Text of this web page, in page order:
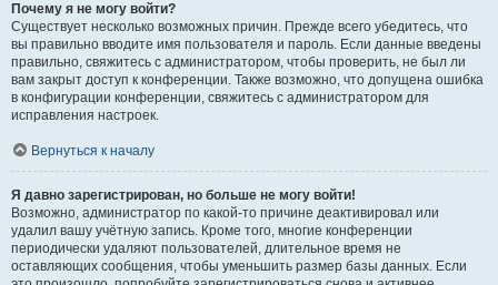
Почему я не могу войти?
Существует несколько возможных причин. Прежде всего убедитесь, что
вы правильно вводите имя пользователя и пароль. Если данные введены
правильно, свяжитесь с администратором, чтобы проверить, не был ли
вам закрыт доступ к конференции. Также возможно, что допущена ошибка
в конфигурации конференции, свяжитесь с администратором для
исправления настроек.
Вернуться к началу
Я давно зарегистрирован, но больше не могу войти!
Возможно, администратор по какой-то причине деактивировал или
удалил вашу учётную запись. Кроме того, многие конференции
периодически удаляют пользователей, длительное время не
оставляющих сообщения, чтобы уменьшить размер базы данных. Если